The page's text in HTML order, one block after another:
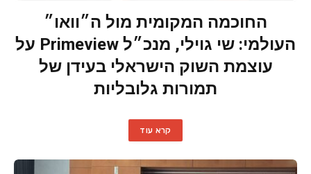
החוכמה המקומית מול ה״וואו״
העולמי: שי גוילי, מנכ״ל Primeview על
עוצמת השוק הישראלי בעידן של
תמורות גלובליות
קרא עוד